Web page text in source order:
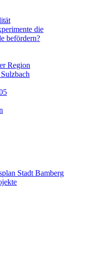
die
befördern?
Region
Stadt Bamberg